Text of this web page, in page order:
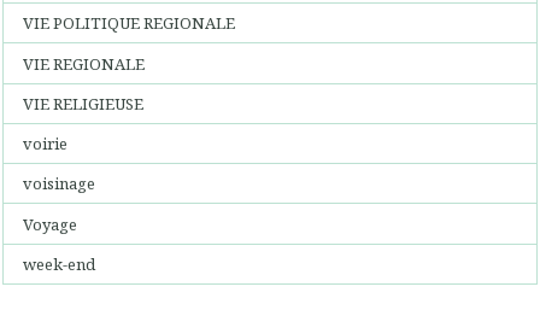
VIE POLITIQUE REGIONALE
VIE REGIONALE
VIE RELIGIEUSE
voirie
voisinage
Voyage
week-end